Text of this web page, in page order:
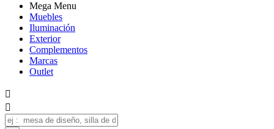
Mega Menu
Muebles
Iluminación
Exterior
Complementos
Marcas
Outlet

